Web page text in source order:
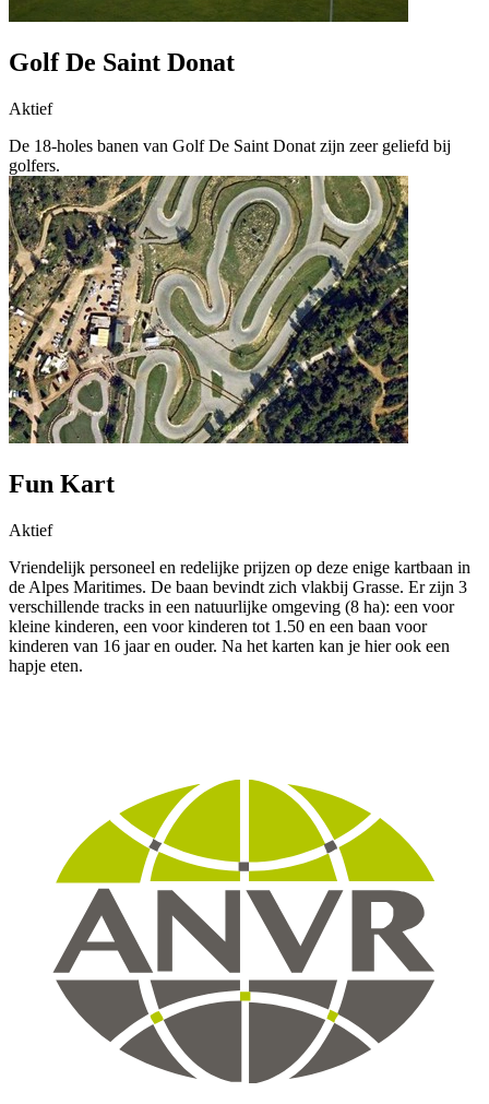
Golf De Saint Donat
Aktief
De 18-holes banen van Golf De Saint Donat zijn zeer geliefd bij
golfers.
Fun Kart
Aktief
Vriendelijk personeel en redelijke prijzen op deze enige kartbaan in
de Alpes Maritimes. De baan bevindt zich vlakbij Grasse. Er zijn 3
verschillende tracks in een natuurlijke omgeving (8 ha): een voor
kleine kinderen, een voor kinderen tot 1.50 en een baan voor
kinderen van 16 jaar en ouder. Na het karten kan je hier ook een
hapje eten.